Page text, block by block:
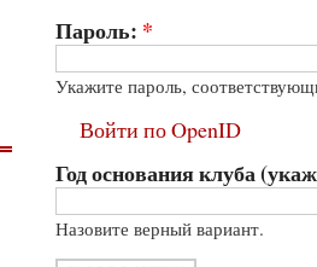
Пароль: *
Укажите пароль,
Войти по OpenID
Год основания клуба
Назовите верный вариант.